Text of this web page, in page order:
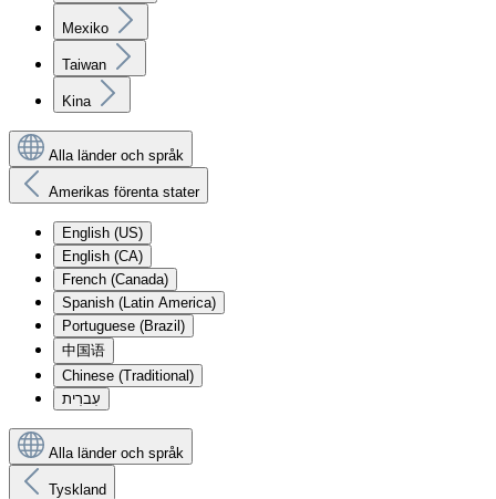
Mexiko
Taiwan
Kina
Alla länder och språk
Amerikas förenta stater
English (US)
English (CA)
French (Canada)
Spanish (Latin America)
Portuguese (Brazil)
中国语
Chinese (Traditional)
עִברִית
Alla länder och språk
Tyskland